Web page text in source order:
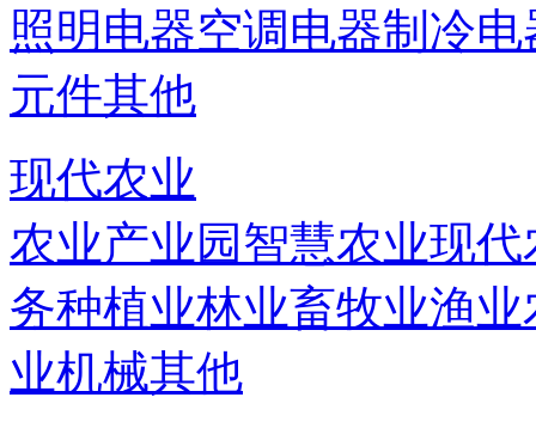
照明电器空调电器制冷电
元件其他
现代农业
农业产业园智慧农业现代
务种植业林业畜牧业渔业
业机械其他